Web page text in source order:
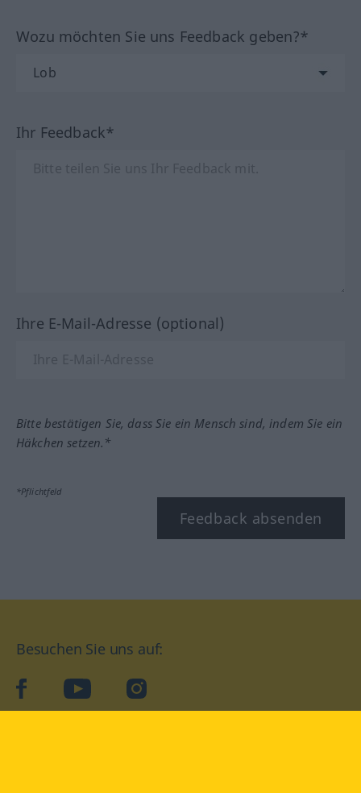
Wozu möchten Sie uns Feedback geben?*
Ihr Feedback*
Ihre E-Mail-Adresse (optional)
Bitte bestätigen Sie, dass Sie ein Mensch sind, indem Sie ein
Häkchen setzen.*
*Pflichtfeld
Feedback absenden
Besuchen Sie uns auf:
facebookYouTube Instagram